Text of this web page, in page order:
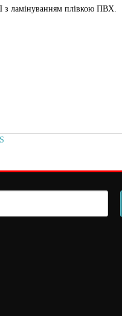
з ламінуванням плівкою ПВХ.